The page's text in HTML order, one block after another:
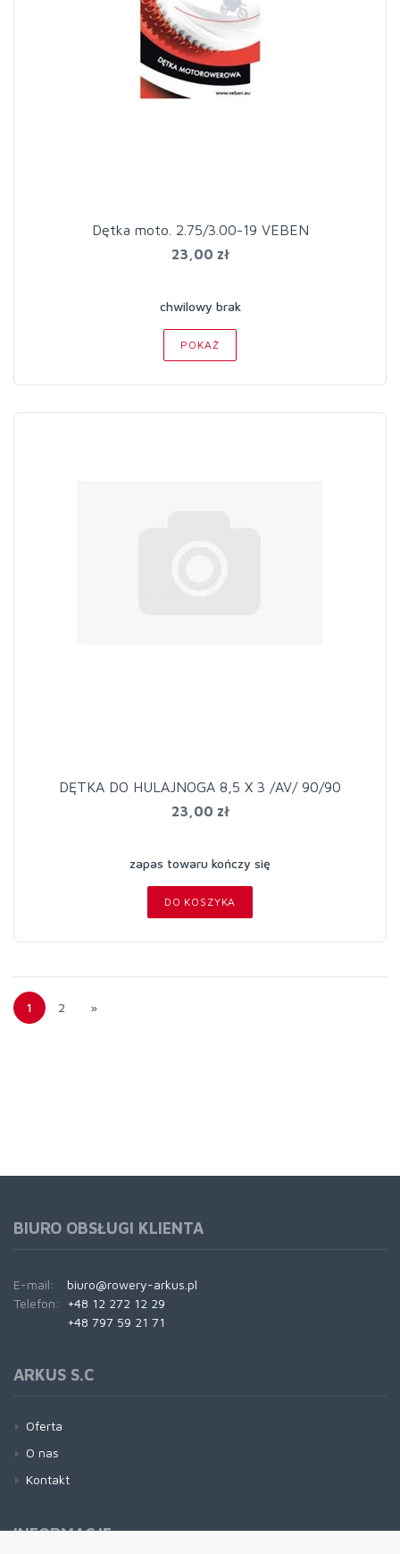
Dętka moto. 2.75/3.00-19 VEBEN
23,00 zł
chwilowy brak
POKAŻ
DĘTKA DO HULAJNOGA 8,5 X 3 /AV/ 90/90
23,00 zł
zapas towaru kończy się
DO KOSZYKA
1 2 »
BIURO OBSŁUGI KLIENTA
E-mail:
biuro@rowery-arkus.pl
Telefon:
+48 12 272 12 29
+48 797 59 21 71
ARKUS S.C
Oferta
O nas
Kontakt
INFORMACJE